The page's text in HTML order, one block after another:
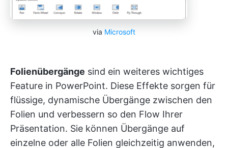
via Microsoft
Folienübergänge sind ein weiteres wichtiges
Feature in PowerPoint. Diese Effekte sorgen für
flüssige, dynamische Übergänge zwischen den
Folien und verbessern so den Flow Ihrer
Präsentation. Sie können Übergänge auf
einzelne oder alle Folien gleichzeitig anwenden,